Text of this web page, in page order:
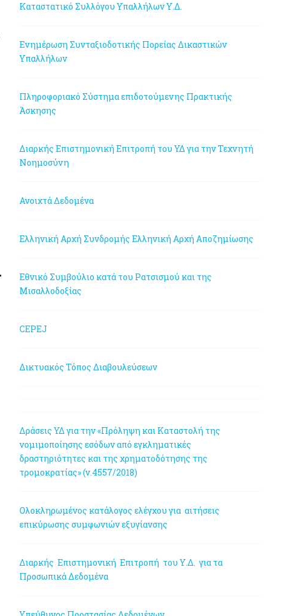
Καταστατικό Συλλόγου Υπαλλήλων Υ.Δ.
Ενημέρωση Συνταξιοδοτικής Πορείας Δικαστικών
Υπαλλήλων
Πληροφοριακό Σύστημα επιδοτούμενης Πρακτικής
Άσκησης
Διαρκής Επιστημονική Επιτροπή του ΥΔ για την Τεχνητή
Νοημοσύνη
Ανοιχτά Δεδομένα
Ελληνική Αρχή Συνδρομής Ελληνική Αρχή Αποζημίωσης
Εθνικό Συμβούλιο κατά του Ρατσισμού και της
Μισαλλοδοξίας
CEPEJ
Δικτυακός Τόπος Διαβουλεύσεων
Δράσεις ΥΔ για την «Πρόληψη και Καταστολή της
νομιμοποίησης εσόδων από εγκληματικές
δραστηριότητες και της χρηματοδότησης της
τρομοκρατίας» (ν.4557/2018)
Ολοκληρωμένος κατάλογος ελέγχου για αιτήσεις
επικύρωσης συμφωνιών εξυγίανσης
Διαρκής Επιστημονική Επιτροπή του Υ.Δ. για τα
Προσωπικά Δεδομένα